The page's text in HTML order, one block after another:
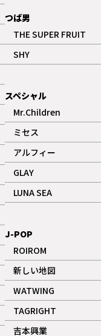
つば男
THE SUPER FRUIT
記事
ギャラリー
SHY
記事
スペシャル
Mr.Children
記事
ミセス
記事
アルフィー
記事
GLAY
記事
LUNA SEA
記事
J-POP
ROIROM
記事
新しい地図
記事
WATWING
記事
TAGRIGHT
記事
吉本興業